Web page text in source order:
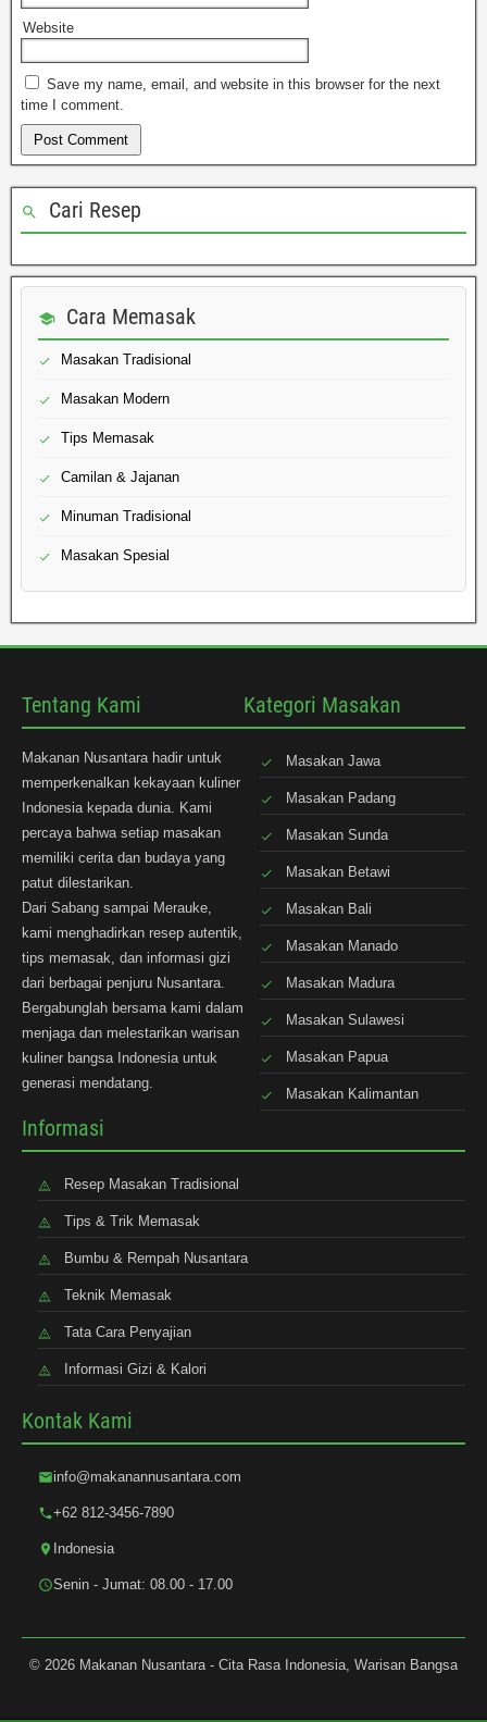
Website
Save my name, email, and website in this browser for the next
time I comment.
Cari Resep
Cara Memasak
Masakan Tradisional
Masakan Modern
Tips Memasak
Camilan & Jajanan
Minuman Tradisional
Masakan Spesial
Tentang Kami
Makanan Nusantara hadir untuk
memperkenalkan kekayaan kuliner
Indonesia kepada dunia. Kami
percaya bahwa setiap masakan
memiliki cerita dan budaya yang
patut dilestarikan.
Dari Sabang sampai Merauke,
kami menghadirkan resep autentik,
tips memasak, dan informasi gizi
dari berbagai penjuru Nusantara.
Bergabunglah bersama kami dalam
menjaga dan melestarikan warisan
kuliner bangsa Indonesia untuk
generasi mendatang.
Kategori Masakan
Masakan Jawa
Masakan Padang
Masakan Sunda
Masakan Betawi
Masakan Bali
Masakan Manado
Masakan Madura
Masakan Sulawesi
Masakan Papua
Masakan Kalimantan
Informasi
Resep Masakan Tradisional
Tips & Trik Memasak
Bumbu & Rempah Nusantara
Teknik Memasak
Tata Cara Penyajian
Informasi Gizi & Kalori
Kontak Kami
info@makanannusantara.com
+62 812-3456-7890
Indonesia
Senin - Jumat: 08.00 - 17.00
© 2026 Makanan Nusantara - Cita Rasa Indonesia, Warisan Bangsa